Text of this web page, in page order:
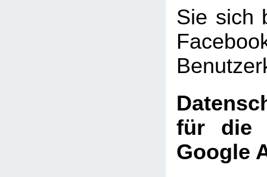
Sie sich
für die
Google